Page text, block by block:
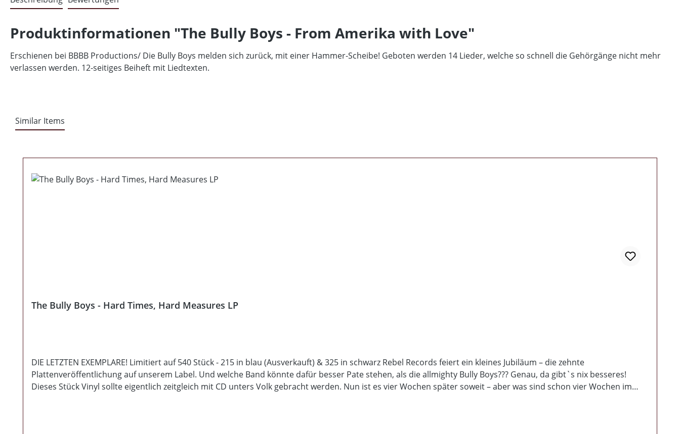
Produktinformationen "The Bully Boys - From Amerika with Love"
Erschienen bei BBBB Productions/ Die Bully Boys melden sich zurück, mit einer Hammer-Scheibe! Geboten werden 14 Lieder, welche so schnell die Gehörgänge nicht mehr
verlassen werden. 12-seitiges Beiheft mit Liedtexten.
Similar Items
The Bully Boys - Hard Times, Hard Measures LP
DIE LETZTEN EXEMPLARE! Limitiert auf 540 Stück - 215 in blau (Ausverkauft) & 325 in schwarz Rebel Records feiert ein kleines Jubiläum – die zehnte
Plattenveröffentlichung auf unserem Label. Und welche Band könnte dafür besser Pate stehen, als die allmighty Bully Boys??? Genau, da gibt`s nix besseres!
Dieses Stück Vinyl sollte eigentlich zeitgleich mit CD unters Volk gebracht werden. Nun ist es vier Wochen später soweit – aber was sind schon vier Wochen im